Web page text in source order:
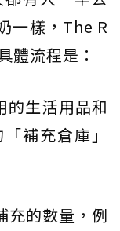
一樣，The R
體流程是：
生活用品和
補充倉庫」
充的數量，例